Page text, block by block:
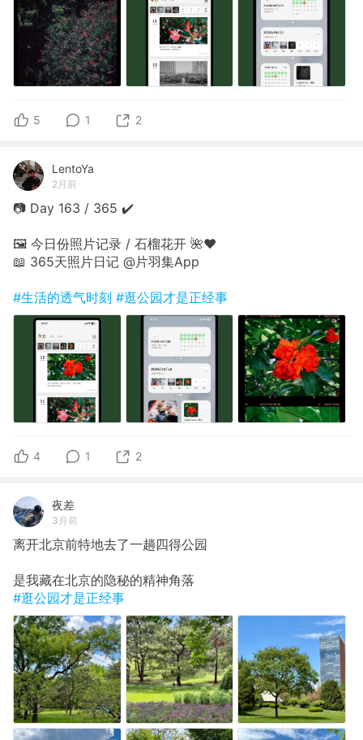
5 1 2
LentoYa
2月前
📷 Day 163 / 365 ✔️
🖼 今日份照片记录 / 石榴花开 🌺❤️
📖 365天照片日记 @片羽集App
#生活的透气时刻 #逛公园才是正经事
4 1 2
夜差
3月前
离开北京前特地去了一趟四得公园
是我藏在北京的隐秘的精神角落
#逛公园才是正经事